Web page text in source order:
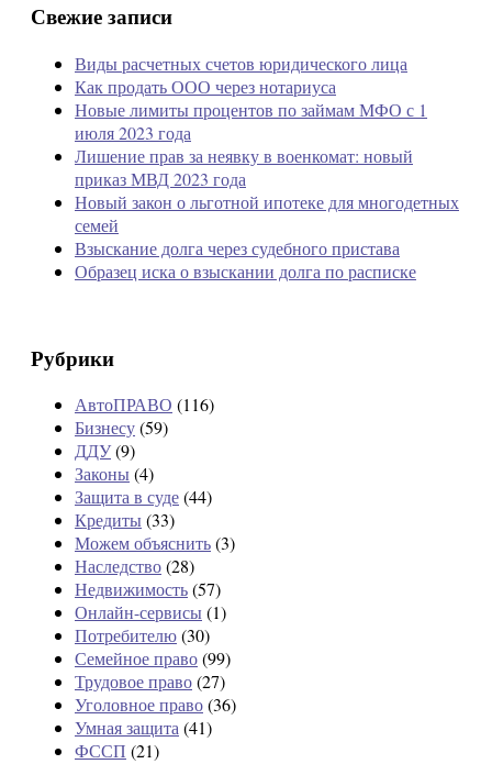
Свежие записи
Виды расчетных счетов юридического лица
Как продать ООО через нотариуса
Новые лимиты процентов по займам МФО с 1
июля 2023 года
Лишение прав за неявку в военкомат: новый
приказ МВД 2023 года
Новый закон о льготной ипотеке для многодетных
семей
Взыскание долга через судебного пристава
Образец иска о взыскании долга по расписке
Рубрики
АвтоПРАВО (116)
Бизнесу(59)
ДДУ(9)
Законы(4)
Защита в суде(44)
Кредиты(33)
Можем объяснить(3)
Наследство(28)
Недвижимость(57)
Онлайн-сервисы(1)
Потребителю(30)
Семейное право(99)
Трудовое право(27)
Уголовное право(36)
Умная защита(41)
ФССП (21)